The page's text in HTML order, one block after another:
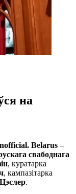
на
Belarus –
свабоднага
, куратарка
, кампазітарка
.